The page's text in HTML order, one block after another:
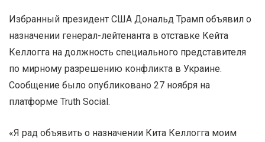
Избранный президент США Дональд Трамп объявил о
назначении генерал-лейтенанта в отставке Кейта
Келлогга на должность специального представителя
по мирному разрешению конфликта в Украине.
Сообщение было опубликовано 27 ноября на
платформе Truth Social.
«Я рад объявить о назначении Кита Келлогга моим